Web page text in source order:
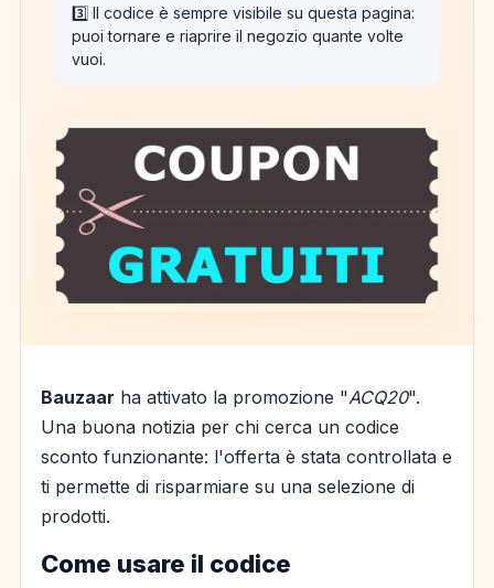
3️⃣ Il codice è sempre visibile su questa pagina:
puoi tornare e riaprire il negozio quante volte
vuoi.
Bauzaar ha attivato la promozione "ACQ20".
Una buona notizia per chi cerca un codice
sconto funzionante: l'offerta è stata controllata e
ti permette di risparmiare su una selezione di
prodotti.
Come usare il codice